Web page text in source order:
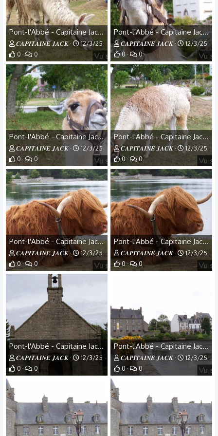
Pont-l'Abbé - Capitaine Jack - (24).jpg
𝑪𝑨𝑷𝑰𝑻𝑨𝑰𝑵𝑬 𝑱𝑨𝑪𝑲
12/3/25
0
0
Pont-l'Abbé - Capitaine Jack - (23).jpg
𝑪𝑨𝑷𝑰𝑻𝑨𝑰𝑵𝑬 𝑱𝑨𝑪𝑲
12/3/25
0
0
Pont-l'Abbé - Capitaine Jack - (22).jpg
𝑪𝑨𝑷𝑰𝑻𝑨𝑰𝑵𝑬 𝑱𝑨𝑪𝑲
12/3/25
0
0
Pont-l'Abbé - Capitaine Jack - (21).jpg
𝑪𝑨𝑷𝑰𝑻𝑨𝑰𝑵𝑬 𝑱𝑨𝑪𝑲
12/3/25
0
0
Pont-l'Abbé - Capitaine Jack - (20).jpg
𝑪𝑨𝑷𝑰𝑻𝑨𝑰𝑵𝑬 𝑱𝑨𝑪𝑲
12/3/25
0
0
Pont-l'Abbé - Capitaine Jack - (19).jpg
𝑪𝑨𝑷𝑰𝑻𝑨𝑰𝑵𝑬 𝑱𝑨𝑪𝑲
12/3/25
0
0
Pont-l'Abbé - Capitaine Jack - (18).jpg
𝑪𝑨𝑷𝑰𝑻𝑨𝑰𝑵𝑬 𝑱𝑨𝑪𝑲
12/3/25
0
0
Pont-l'Abbé - Capitaine Jack - (17).jpg
𝑪𝑨𝑷𝑰𝑻𝑨𝑰𝑵𝑬 𝑱𝑨𝑪𝑲
12/3/25
0
0